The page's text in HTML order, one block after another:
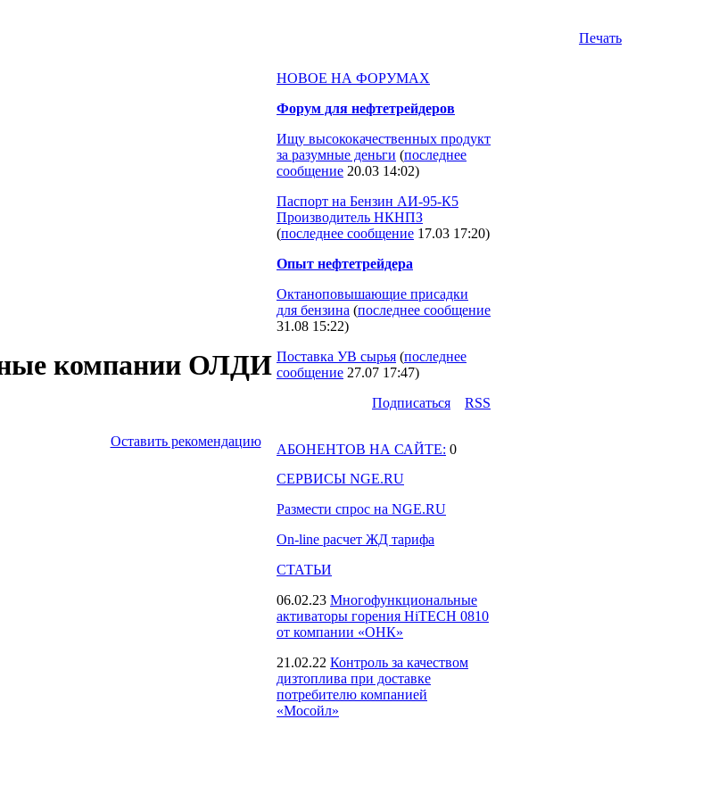
Печать
компании ОЛДИ
Оставить рекомендацию
НОВОЕ НА ФОРУМАХ
Форум для нефтетрейдеров
Ищу высококачественных продукт
за разумные деньги (последнее
сообщение 20.03 14:02)
Паспорт на Бензин АИ-95-К5
Производитель НКНПЗ
(последнее сообщение 17.03 17:20)
Опыт нефтетрейдера
Октаноповышающие присадки
для бензина (последнее сообщение
31.08 15:22)
Поставка УВ сырья (последнее
сообщение 27.07 17:47)
Подпиcаться
RSS
АБОНЕНТОВ НА САЙТЕ: 0
СЕРВИСЫ NGE.RU
Размести спрос на NGE.RU
On-line расчет ЖД тарифа
СТАТЬИ
06.02.23 Многофункциональные
активаторы горения HiTECH 0810
от компании «ОНК»
21.02.22 Контроль за качеством
дизтоплива при доставке
потребителю компанией
«Мосойл»